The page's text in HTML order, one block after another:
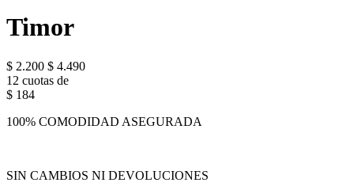
Timor
$ 2.200 $ 4.490
12 cuotas de
$ 184
100% COMODIDAD ASEGURADA
SIN CAMBIOS NI DEVOLUCIONES